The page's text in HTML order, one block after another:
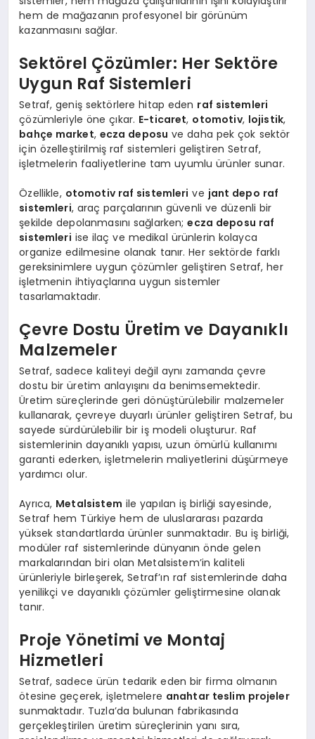
hem de mağazanın profesyonel bir görünüm
kazanmasını sağlar.
Sektörel Çözümler: Her Sektöre
Uygun Raf Sistemleri
Setraf, geniş sektörlere hitap eden raf sistemleri
çözümleriyle öne çıkar. E-ticaret, otomotiv, lojistik,
bahçe market, ecza deposu ve daha pek çok sektör
için özelleştirilmiş raf sistemleri geliştiren Setraf,
işletmelerin faaliyetlerine tam uyumlu ürünler sunar.
Özellikle, otomotiv raf sistemleri ve jant depo raf
sistemleri, araç parçalarının güvenli ve düzenli bir
şekilde depolanmasını sağlarken;ecza deposu raf
sistemleri ise ilaç ve medikal ürünlerin kolayca
organize edilmesine olanak tanır. Her sektörde farklı
gereksinimlere uygun çözümler geliştiren Setraf, her
işletmenin ihtiyaçlarına uygun sistemler
tasarlamaktadır.
Çevre Dostu Üretim ve Dayanıklı
Malzemeler
Setraf, sadece kaliteyi değil aynı zamanda çevre
dostu bir üretim anlayışını da benimsemektedir.
Üretim süreçlerinde geri dönüştürülebilir malzemeler
kullanarak, çevreye duyarlı ürünler geliştiren Setraf, bu
sayede sürdürülebilir bir iş modeli oluşturur. Raf
sistemlerinin dayanıklı yapısı, uzun ömürlü kullanımı
garanti ederken, işletmelerin maliyetlerini düşürmeye
yardımcı olur.
Ayrıca, Metalsistem ile yapılan iş birliği sayesinde,
Setraf hem Türkiye hem de uluslararası pazarda
yüksek standartlarda ürünler sunmaktadır. Bu iş birliği,
modüler raf sistemlerinde dünyanın önde gelen
markalarından biri olan Metalsistem’in kaliteli
ürünleriyle birleşerek, Setraf’ın raf sistemlerinde daha
yenilikçi ve dayanıklı çözümler geliştirmesine olanak
tanır.
Proje Yönetimi ve Montaj
Hizmetleri
Setraf, sadece ürün tedarik eden bir firma olmanın
ötesine geçerek, işletmelere anahtar teslim projeler
sunmaktadır. Tuzla’da bulunan fabrikasında
gerçekleştirilen üretim süreçlerinin yanı sıra,